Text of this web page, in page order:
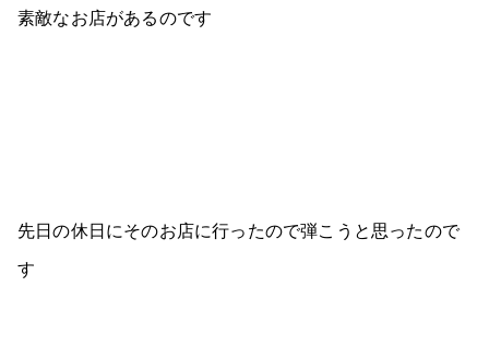
素敵なお店があるのです
先日の休日にそのお店に行ったので弾こうと思ったので
す